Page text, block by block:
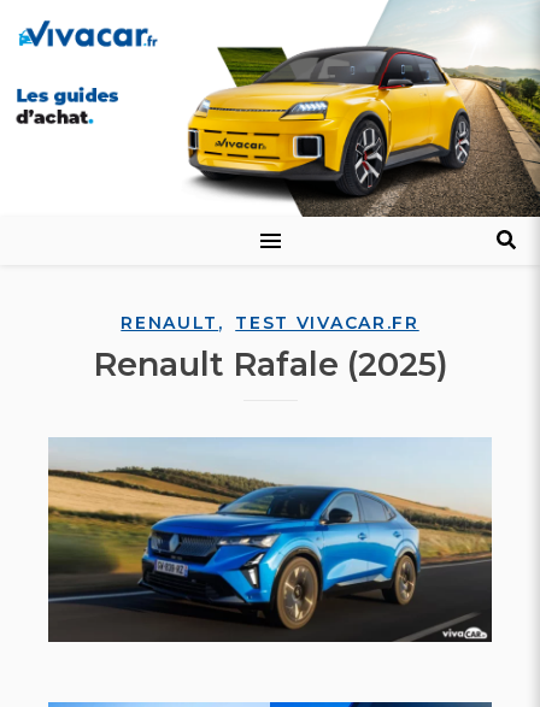
RENAULT , TEST VIVACAR.FR
Renault Rafale (2025)